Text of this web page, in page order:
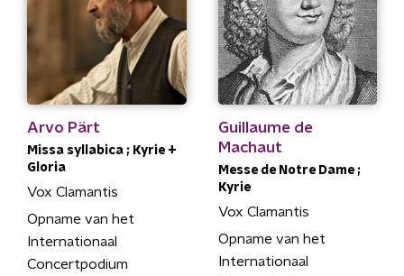
Arvo Pärt
Missa syllabica ; Kyrie +
Gloria
Vox Clamantis
Opname van het
Internationaal
Concertpodium
Guillaume de
Machaut
Messe de Notre Dame ;
Kyrie
Vox Clamantis
Opname van het
Internationaal